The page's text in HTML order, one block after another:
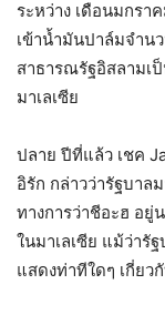
ระหว่าง เดือนมกร
เข้าน้ำมันปาล์มจำน
สาธารณรัฐอิสลามเ
มาเลเซีย
ปลาย ปีที่แล้ว เชค
อิรัก กล่าวว่ารัฐบาล
ทางการว่าชีอะฮ อยู่
ในมาเลเซีย แม้ว่ารั
แสดงท่าทีใดๆ เกี่ยว